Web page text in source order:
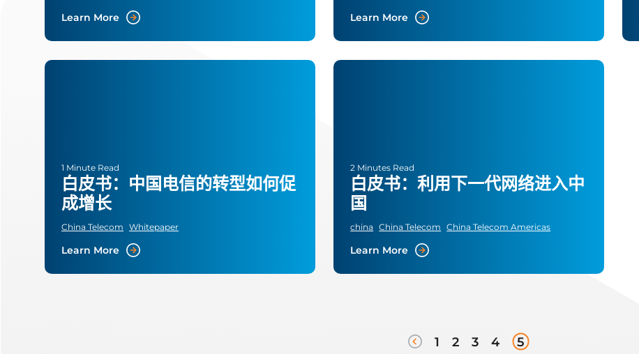
Learn More Learn More
1 Minute Read
白皮书：中国电信的转型如何促
成增长
China Telecom Whitepaper
Learn More
2 Minutes Read
白皮书：利用下一代网络进入中
国
china China Telecom China Telecom Americas
Learn More
1 2 3 4 5